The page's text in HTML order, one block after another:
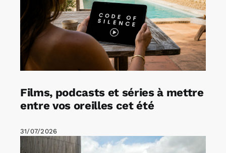
Films, podcasts et séries à mettre
entre vos oreilles cet été
31/07/2026